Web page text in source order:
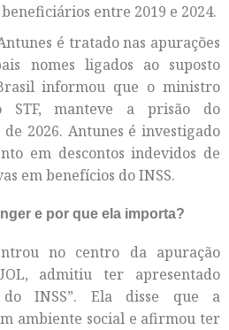
entre 2019 e 2024.
é tratado nas apurações
nomes ligados ao suposto
informou que o ministro
STF, manteve a prisão do
2026. Antunes é investigado
em descontos indevidos de
em benefícios do INSS.
e por que ela importa?
no centro da apuração
admitiu ter apresentado
INSS”. Ela disse que a
ambiente social e afirmou ter